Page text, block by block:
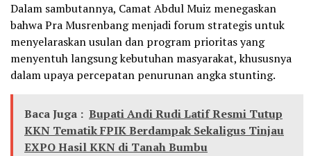
Dalam sambutannya, Camat Abdul Muiz menegaskan
bahwa Pra Musrenbang menjadi forum strategis untuk
menyelaraskan usulan dan program prioritas yang
menyentuh langsung kebutuhan masyarakat, khususnya
dalam upaya percepatan penurunan angka stunting.
Baca Juga : Bupati Andi Rudi Latif Resmi Tutup
KKN Tematik FPIK Berdampak Sekaligus Tinjau
EXPO Hasil KKN di Tanah Bumbu